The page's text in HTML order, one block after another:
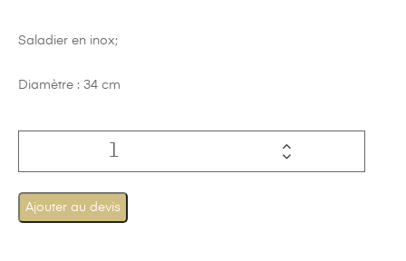
Saladier en inox;
Diamètre : 34 cm
Ajouter au devis